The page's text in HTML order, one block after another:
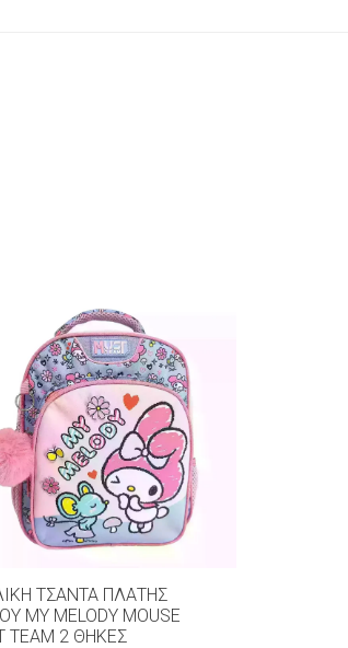
ΤΣΆΝΤΑ ΠΛΆΤΗΣ
MY MELODY MOUSE
TEAM 2 ΘΉΚΕΣ